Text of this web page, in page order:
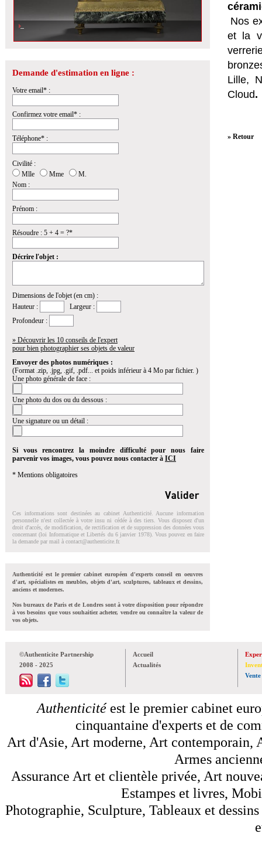
Demande d'estimation en ligne :
Votre email* :
Confirmez votre email* :
Téléphone* :
Civilité :
Mlle
Mme
M.
Nom :
Prénom :
Résoudre : 5 + 4 = ?*
Décrire l'objet :
Dimensions de l'objet (en cm) :
Hauteur :
Largeur :
Profondeur :
» Découvrir les 10 conseils de l'expert
pour bien photographier ses objets de valeur
Envoyer des photos numériques :
(Format .zip, .jpg, .gif, .pdf... et poids inférieur à 4 Mo par fichier. )
Une photo générale de face :
Une photo du dos ou du dessous :
Une signature ou un détail :
Si vous rencontrez la moindre difficulté pour nous faire
parvenir vos images, vous pouvez nous contacter à ICI
* Mentions obligatoires
Ces informations sont destinées au cabinet Authenticité. Aucune information
personnelle n'est collectée à votre insu ni cédée à des tiers. Vous disposez d'un
droit d'accés, de modification, de rectification et de suppression des données vous
concernant (loi Informatique et Libertés du 6 janvier 1978). Vous pouvez en faire
la demande par mail à contact@authenticite.fr.
Authenticité est le premier cabinet européen d'experts conseil en oeuvres
d'art, spécialistes en meubles, objets d'art, sculptures, tableaux et dessins,
anciens et modernes.
Nos bureaux de Paris et de Londres sont à votre disposition pour répondre
à vos besoins que vous souhaitiez acheter, vendre ou connaître la valeur de
vos objets.
Nos
et la
Lille,
Cloud.
» Retour
©Authenticite Partnership
2008 - 2025
Accueil
Actualités
Vente
Authenticitéest le premier cabinet
cinquantaine d'experts et de
Art d'Asie, Art moderne, Art contemporain,
Armes
Assurance Art et clientèle privée, Art
Estampes et livres,
Photographie, Sculpture, Tableaux et